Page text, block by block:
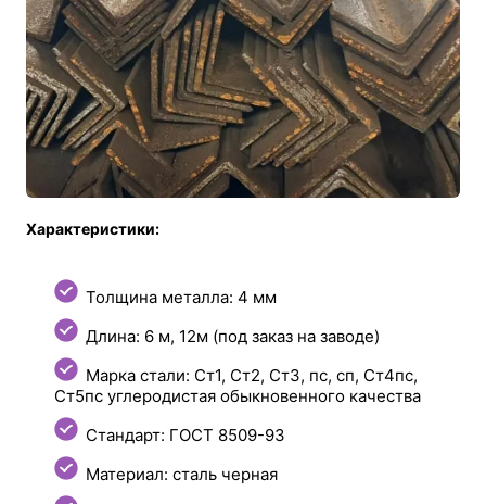
Характеристики:
Толщина металла: 4 мм
Длина: 6 м, 12м (под заказ на заводе)
Марка стали: Ст1, Ст2, Ст3, пс, сп, Ст4пс,
Ст5пс углеродистая обыкновенного качества
Стандарт: ГОСТ 8509-93
Материал: сталь черная